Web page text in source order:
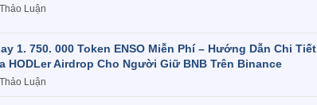
Thảo Luận
1. 750. 000 Token ENSO Miễn Phí – Hướng Dẫn Chi Tiết
HODLer Airdrop Cho Người Giữ BNB Trên Binance
Thảo Luận